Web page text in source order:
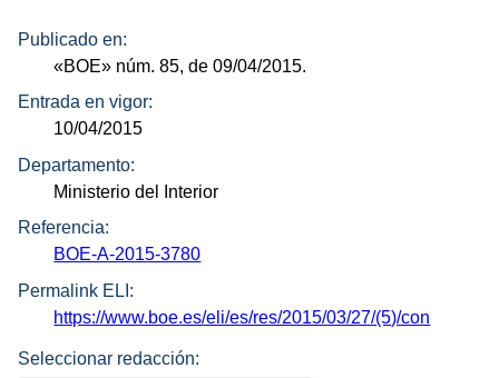
Publicado en:
«BOE» núm. 85, de 09/04/2015.
Entrada en vigor:
10/04/2015
Departamento:
Ministerio del Interior
Referencia:
BOE-A-2015-3780
Permalink ELI:
https://www.boe.es/eli/es/res/2015/03/27/(5)/con
Seleccionar redacción: